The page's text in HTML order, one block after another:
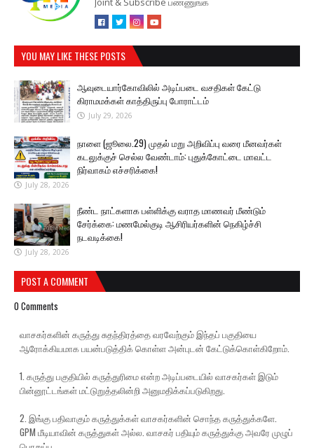
YOU MAY LIKE THESE POSTS
ஆவுடையார்கோவிலில் அடிப்படை வசதிகள் கேட்டு
கிராமமக்கள் காத்திருப்பு போராட்டம்
July 29, 2026
நாளை (ஜூலை.29) முதல் மறு அறிவிப்பு வரை மீனவர்கள்
கடலுக்குச் செல்ல வேண்டாம்: புதுக்கோட்டை மாவட்ட
நிர்வாகம் எச்சரிக்கை!
July 28, 2026
நீண்ட நாட்களாக பள்ளிக்கு வராத மாணவர் மீண்டும்
சேர்க்கை: மணமேல்குடி ஆசிரியர்களின் நெகிழ்ச்சி
நடவடிக்கை!
July 28, 2026
POST A COMMENT
0 Comments
வாசகர்களின் கருத்து சுதந்திரத்தை வரவேற்கும் இந்தப் பகுதியை
ஆரோக்கியமாக பயன்படுத்திக் கொள்ள அன்புடன் கேட்டுக்கொள்கிறோம்.
1. கருத்து பகுதியில் கருத்துரிமை என்ற அடிப்படையில் வாசகர்கள் இடும்
பின்னூட்டங்கள் மட்டுறுத்தலின்றி அனுமதிக்கப்படுகிறது.
2. இங்கு பதிவாகும் கருத்துக்கள் வாசகர்களின் சொந்த கருத்துக்களே.
GPM மீடியாவின் கருத்துகள் அல்ல. வாசகர் பதியும் கருத்துக்கு அவரே முழுப்